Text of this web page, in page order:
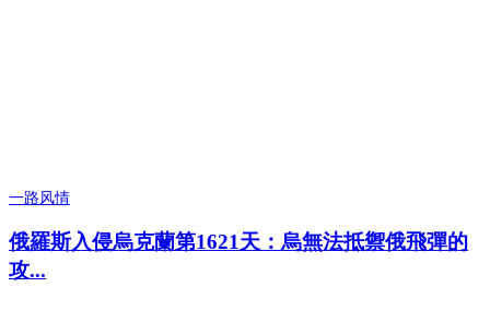
一路风情
俄羅斯入侵烏克蘭第1621天：烏無法抵禦俄飛彈的
攻...